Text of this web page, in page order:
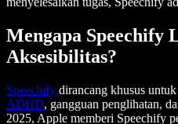
Mengapa Speechify
Aksesibilitas?
Speechify dirancang khusus
ADHD, gangguan penglihatan,
2025, Apple memberi Speechify